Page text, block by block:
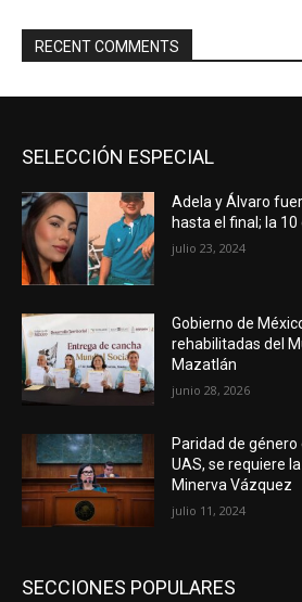
RECENT COMMENTS
SELECCIÓN ESPECIAL
Adela y Álvaro
hasta el final; la
julio 23, 2024
Gobierno de
rehabilitadas del
Mazatlán
junio 28, 2026
Paridad de
UAS, se requiere
Minerva Vázquez
julio 11, 2024
SECCIONES POPULARES